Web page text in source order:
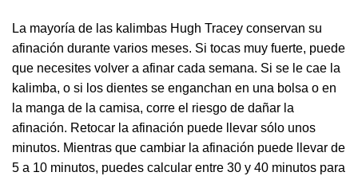
La mayoría de las kalimbas Hugh Tracey conservan su
afinación durante varios meses. Si tocas muy fuerte, puede
que necesites volver a afinar cada semana. Si se le cae la
kalimba, o si los dientes se enganchan en una bolsa o en
la manga de la camisa, corre el riesgo de dañar la
afinación. Retocar la afinación puede llevar sólo unos
minutos. Mientras que cambiar la afinación puede llevar de
5 a 10 minutos, puedes calcular entre 30 y 40 minutos para